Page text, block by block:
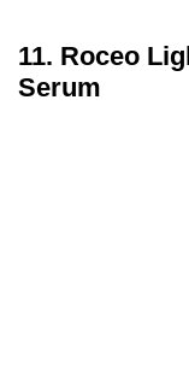
11. Roceo
Serum